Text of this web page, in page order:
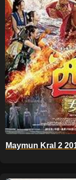
Maymun Kral 2